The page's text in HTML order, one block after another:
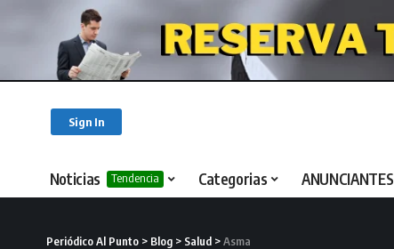
Sign In
Noticias Tendencia Categorias ANUNCIANTES
Periódico Al Punto > Blog > Salud >Asma